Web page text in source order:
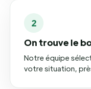
2
On trouve le
Notre équipe
votre situation,